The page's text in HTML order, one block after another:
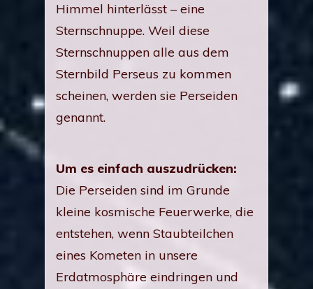
Himmel hinterlässt – eine
Sternschnuppe. Weil diese
Sternschnuppen alle aus dem
Sternbild Perseus zu kommen
scheinen, werden sie Perseiden
genannt.
Um es einfach auszudrücken:
Die Perseiden sind im Grunde
kleine kosmische Feuerwerke, die
entstehen, wenn Staubteilchen
eines Kometen in unsere
Erdatmosphäre eindringen und